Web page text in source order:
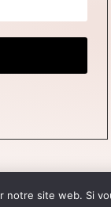
site web. Si